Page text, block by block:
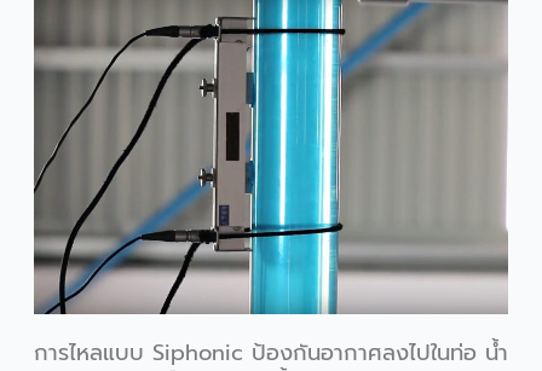
การไหลแบบ Siphonic ป้องกันอากาศลงไปในท่อ น้ำ